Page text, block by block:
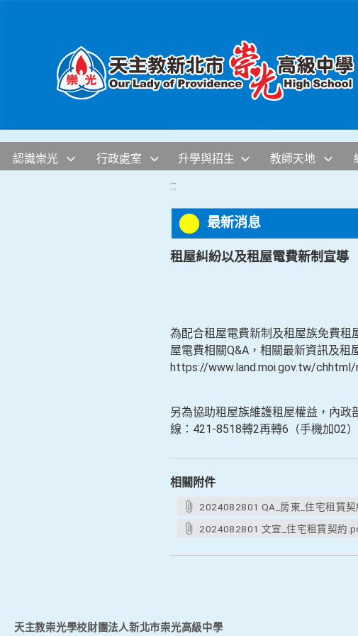
認識崇光 行政處室 升學與招生 教師天地
:::
最新消息
租屋糾紛以及租屋電費新制宣導
為配合租屋電費新制及租屋族免費租
屋電費相關Q&A，相關最新資訊及租
https://www.land.moi.gov.tw/
另為協助租屋族維護租屋權益，內
線：421-8518轉2再轉6（手機加02
相關附件
2024082801 QA_房東_住宅租賃
2024082801 文宣_住宅租賃契約
天主教崇光學校財團法人新北市崇光高級中學